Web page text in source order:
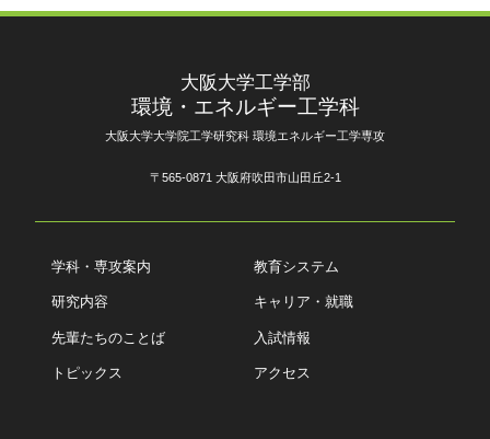
大阪大学工学部
環境・エネルギー工学科
大阪大学大学院工学研究科 環境エネルギー工学専攻
〒565-0871 大阪府吹田市山田丘2-1
学科・専攻案内 教育システム
研究内容 キャリア・就職
先輩たちのことば 入試情報
トピックス アクセス